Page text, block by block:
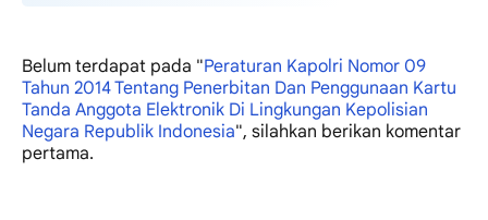
Belum terdapat pada "Peraturan Kapolri Nomor 09
Tahun 2014 Tentang Penerbitan Dan Penggunaan Kartu
Tanda Anggota Elektronik Di Lingkungan Kepolisian
Negara Republik Indonesia", silahkan berikan komentar
pertama.